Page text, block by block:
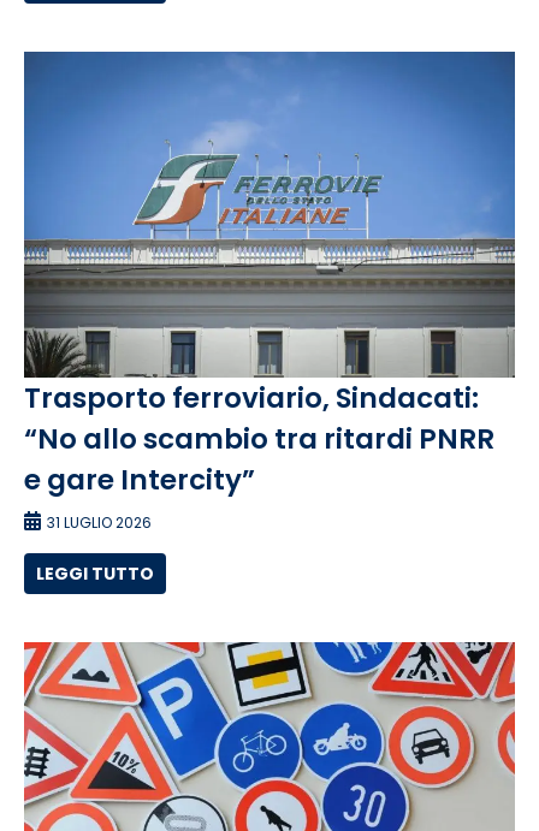
Trasporto ferroviario, Sindacati:
“No allo scambio tra ritardi PNRR
e gare Intercity”
31 LUGLIO 2026
LEGGI TUTTO